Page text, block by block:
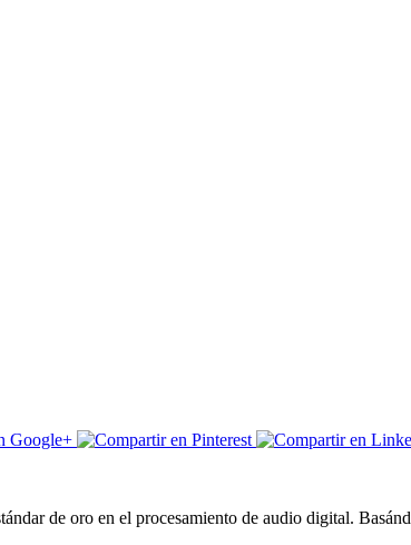
de oro en el procesamiento de audio digital.